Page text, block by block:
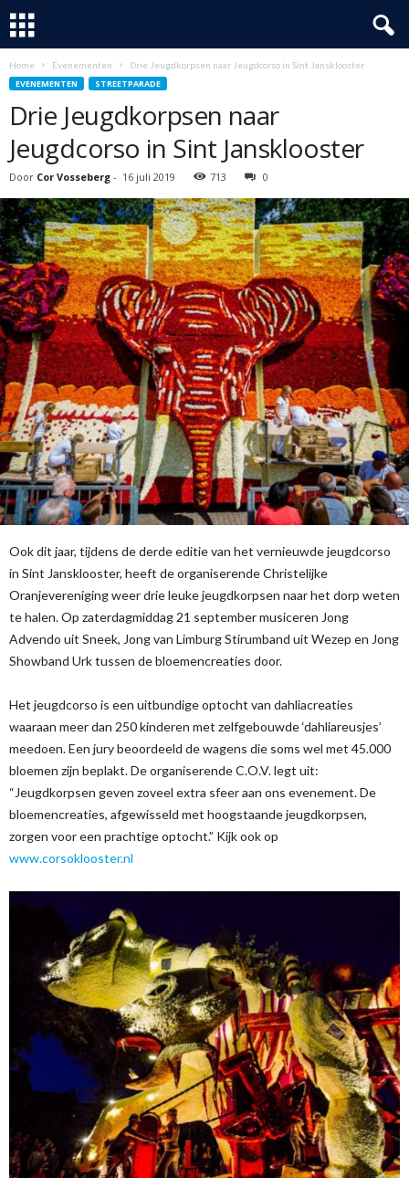
Home Evenementen Drie Jeugdkorpsen naar Jeugdcorso in Sint Jansklooster
EVENEMENTEN STREETPARADE
Drie Jeugdkorpsen naar
Jeugdcorso in Sint Jansklooster
Door Cor Vosseberg - 16 juli 2019 713 0
Ook dit jaar, tijdens de derde editie van het vernieuwde jeugdcorso
in Sint Jansklooster, heeft de organiserende Christelijke
Oranjevereniging weer drie leuke jeugdkorpsen naar het dorp weten
te halen. Op zaterdagmiddag 21 september musiceren Jong
Advendo uit Sneek, Jong van Limburg Stirumband uit Wezep en Jong
Showband Urk tussen de bloemencreaties door.
Het jeugdcorso is een uitbundige optocht van dahliacreaties
waaraan meer dan 250 kinderen met zelfgebouwde ‘dahliareusjes’
meedoen. Een jury beoordeeld de wagens die soms wel met 45.000
bloemen zijn beplakt. De organiserende C.O.V. legt uit:
“Jeugdkorpsen geven zoveel extra sfeer aan ons evenement. De
bloemencreaties, afgewisseld met hoogstaande jeugdkorpsen,
zorgen voor een prachtige optocht.” Kijk ook op
www.corsoklooster.nl